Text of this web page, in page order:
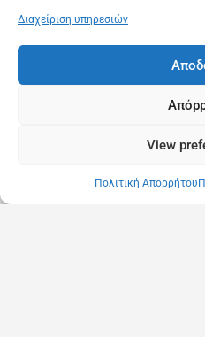
Διαχείριση υπηρεσιών
View
Πολιτική Απορρήτου